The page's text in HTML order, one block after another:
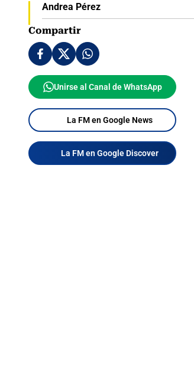
Andrea Pérez
Compartir
Unirse al Canal de WhatsApp
La FM en Google News
La FM en Google Discover